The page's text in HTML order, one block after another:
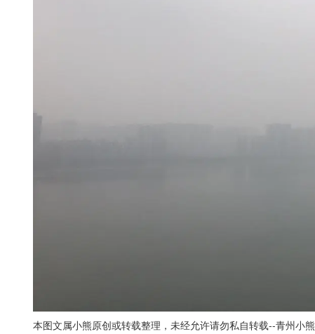
本图文属小熊原创或转载整理，未经允许请勿私自转载--青州小熊